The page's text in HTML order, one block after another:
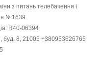
з питань телебачення і
№1639
R40-06394
буд. 8, 21005 +380953626765